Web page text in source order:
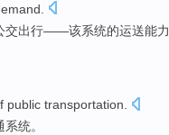
交出行——该系统的运送能力
public transportation.
系统。